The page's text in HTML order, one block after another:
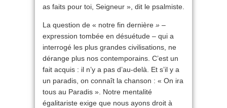
as faits pour toi, Seigneur », dit le psalmiste.
La question de « notre fin dernière » –
expression tombée en désuétude – qui a
interrogé les plus grandes civilisations, ne
dérange plus nos contemporains. C’est un
fait acquis : il n’y a pas d’au-delà. Et s’il y a
un paradis, on connaît la chanson : « On ira
tous au Paradis ». Notre mentalité
égalitariste exige que nous ayons droit à